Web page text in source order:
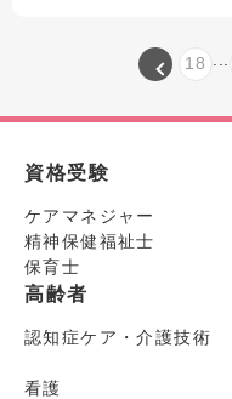
18
資格受験
ケアマネジャー
精神保健福祉士
保育士
高齢者
認知症ケア・介護技術
看護